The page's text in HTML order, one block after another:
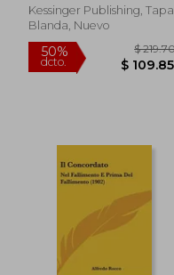
(en Alemán)
Kessinger Publishing, Tapa
Blanda, Nuevo